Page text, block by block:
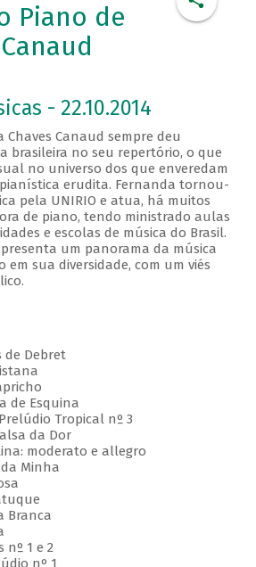
Piano de
- 22.10.2014
Canaud sempre deu
brasileira no seu repertório, o que
no universo dos que enveredam
erudita. Fernanda tornou-
pela UNIRIO e atua, há muitos
de piano, tendo ministrado aulas
e escolas de música do Brasil.
um panorama da música
em sua diversidade, com um viés
de Debret
de Esquina
Tropical nº 3
da Dor
moderato e allegro
Minha
Branca
nº 1 e 2